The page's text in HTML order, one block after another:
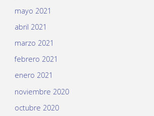
mayo 2021
abril 2021
marzo 2021
febrero 2021
enero 2021
noviembre 2020
octubre 2020